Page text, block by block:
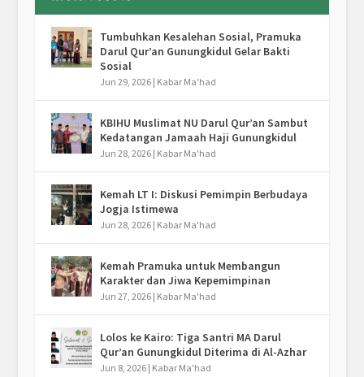
Tumbuhkan Kesalehan Sosial, Pramuka
Darul Qur’an Gunungkidul Gelar Bakti
Sosial
Jun 29, 2026| Kabar Ma'had
KBIHU Muslimat NU Darul Qur’an Sambut
Kedatangan Jamaah Haji Gunungkidul
Jun 28, 2026| Kabar Ma'had
Kemah LT I: Diskusi Pemimpin Berbudaya
Jogja Istimewa
Jun 28, 2026| Kabar Ma'had
Kemah Pramuka untuk Membangun
Karakter dan Jiwa Kepemimpinan
Jun 27, 2026| Kabar Ma'had
Lolos ke Kairo: Tiga Santri MA Darul
Qur’an Gunungkidul Diterima di Al-Azhar
Jun 8, 2026| Kabar Ma'had